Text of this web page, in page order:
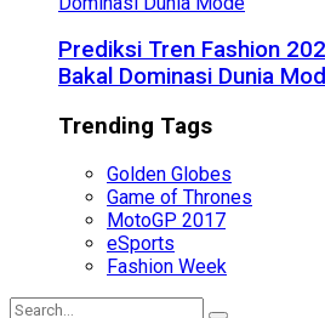
Prediksi Tren Fashion
Bakal Dominasi Dunia
Trending Tags
Golden Globes
Game of Thrones
MotoGP 2017
eSports
Fashion Week